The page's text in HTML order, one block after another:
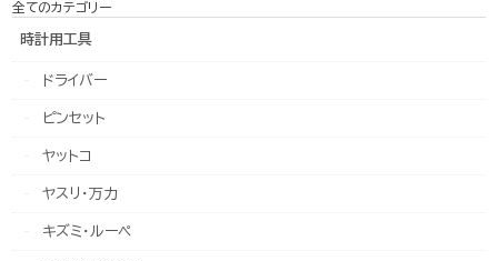
全てのカテゴリー
時計用工具
ドライバー
ピンセット
ヤットコ
ヤスリ・万力
キズミ・ルーペ